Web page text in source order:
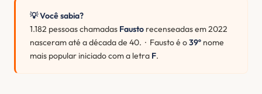
💡 Você sabia?
1.182 pessoas chamadas Fausto recenseadas em 2022
nasceram até a década de 40. · Fausto é o39º nome
mais popular iniciado com a letra F.